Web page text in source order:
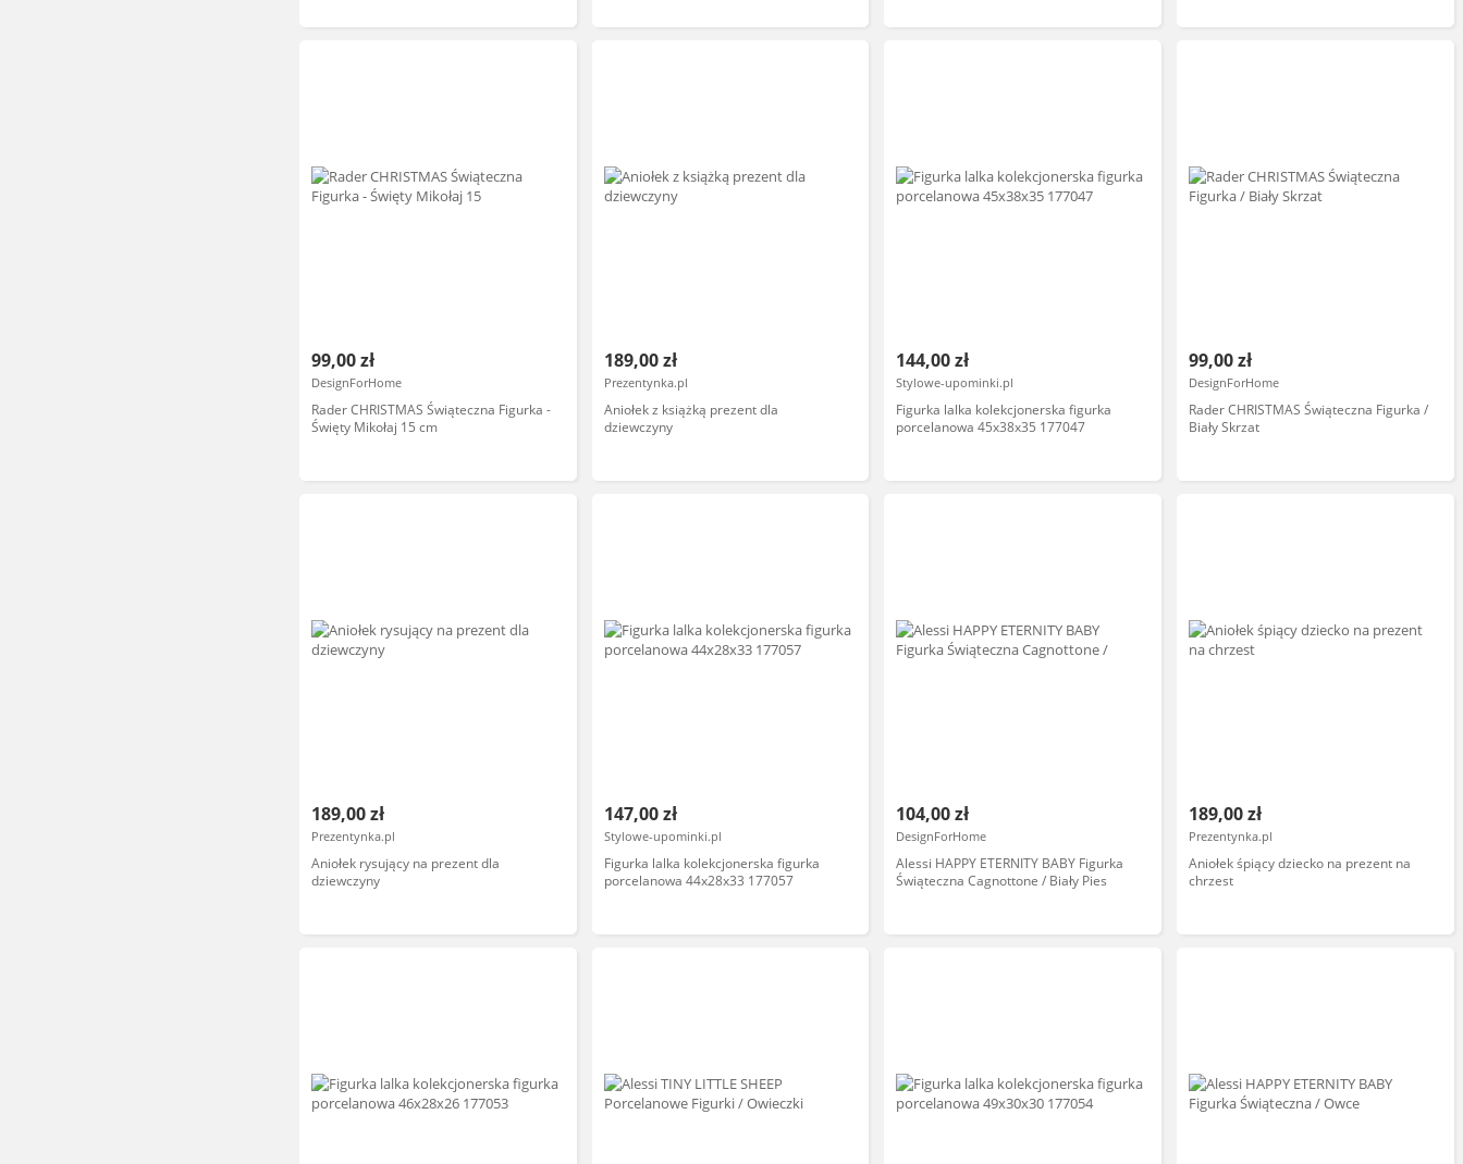
99,00 zł
DesignForHome
Rader CHRISTMAS Świąteczna Figurka -
Święty Mikołaj 15 cm
189,00 zł
Prezentynka.pl
Aniołek z książką prezent dla
dziewczyny
144,00 zł
Stylowe-upominki.pl
Figurka lalka kolekcjonerska figurka
porcelanowa 45x38x35 177047
99,00 zł
DesignForHome
Rader CHRISTMAS Świąteczna Figurka /
Biały Skrzat
189,00 zł
Prezentynka.pl
Aniołek rysujący na prezent dla
dziewczyny
147,00 zł
Stylowe-upominki.pl
Figurka lalka kolekcjonerska figurka
porcelanowa 44x28x33 177057
104,00 zł
DesignForHome
Alessi HAPPY ETERNITY BABY Figurka
Świąteczna Cagnottone / Biały Pies
189,00 zł
Prezentynka.pl
Aniołek śpiący dziecko na prezent na
chrzest